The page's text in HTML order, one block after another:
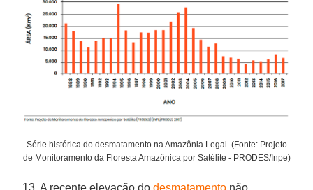
Série histórica do desmatamento na Amazônia Legal. (Fonte: Projeto
de Monitoramento da Floresta Amazônica por Satélite - PRODES/Inpe)
13. A recente elevação dodesmatamento não